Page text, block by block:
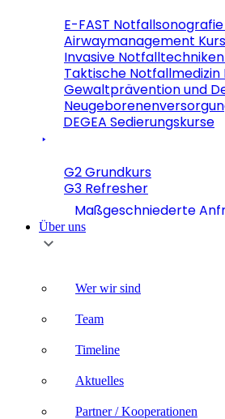
E-FAST Notfallsonografie
Airwaymanagement Kurs
Invasive Notfalltechniken
Taktische Notfallmedizin
Gewaltprävention und
DEGEA Sedierungskurse
G2 Grundkurs
G3 Refresher
Maßgeschniederte
Über uns
Wer wir sind
Team
Timeline
Aktuelles
Partner / Kooperationen